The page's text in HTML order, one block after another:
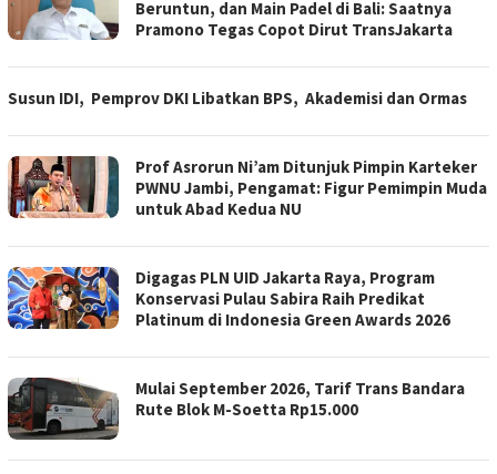
Beruntun, dan Main Padel di Bali: Saatnya
Pramono Tegas Copot Dirut TransJakarta
Susun IDI, Pemprov DKI Libatkan BPS, Akademisi dan Ormas
Prof Asrorun Ni’am Ditunjuk Pimpin Karteker
PWNU Jambi, Pengamat: Figur Pemimpin Muda
untuk Abad Kedua NU
Digagas PLN UID Jakarta Raya, Program
Konservasi Pulau Sabira Raih Predikat
Platinum di Indonesia Green Awards 2026
Mulai September 2026, Tarif Trans Bandara
Rute Blok M-Soetta Rp15.000